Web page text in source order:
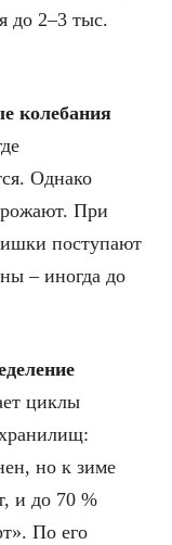
до 2–3 тыс.
колебания
Однако
При
поступают
– иногда до
циклы
но к зиме
и до 70 %
По его